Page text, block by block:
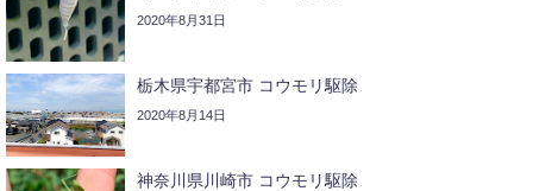
2020年8月31日
栃木県宇都宮市 コウモリ駆除
2020年8月14日
神奈川県川崎市 コウモリ駆除